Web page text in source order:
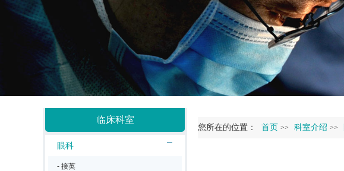
您所在的位置： 首页 >> 科室介绍 >>
临床科室
眼科
- 接英